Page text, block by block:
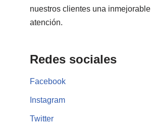
nuestros clientes una inmejorable
atención.
Redes sociales
Facebook
Instagram
Twitter